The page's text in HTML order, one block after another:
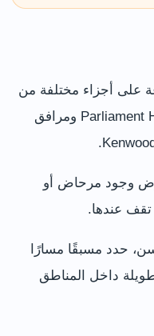
على أجزاء مختلفة من
Hampstead Heath، ومنها Parliament Hill Café ومرافق
وجود مرحاض أو
عندها.
سن، حدد مسبقًا مسارًا
داخل المناطق